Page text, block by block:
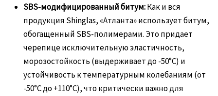
SBS-модифицированный битум:Как и вся
продукция Shinglas, «Атланта» использует битум,
обогащенный SBS-полимерами. Это придает
черепице исключительную эластичность,
морозостойкость (выдерживает до -50°C) и
устойчивость к температурным колебаниям (от
-50°C до +110°C), что критически важно для